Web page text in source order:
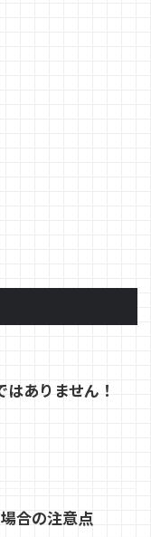
ありません！
合の注意点